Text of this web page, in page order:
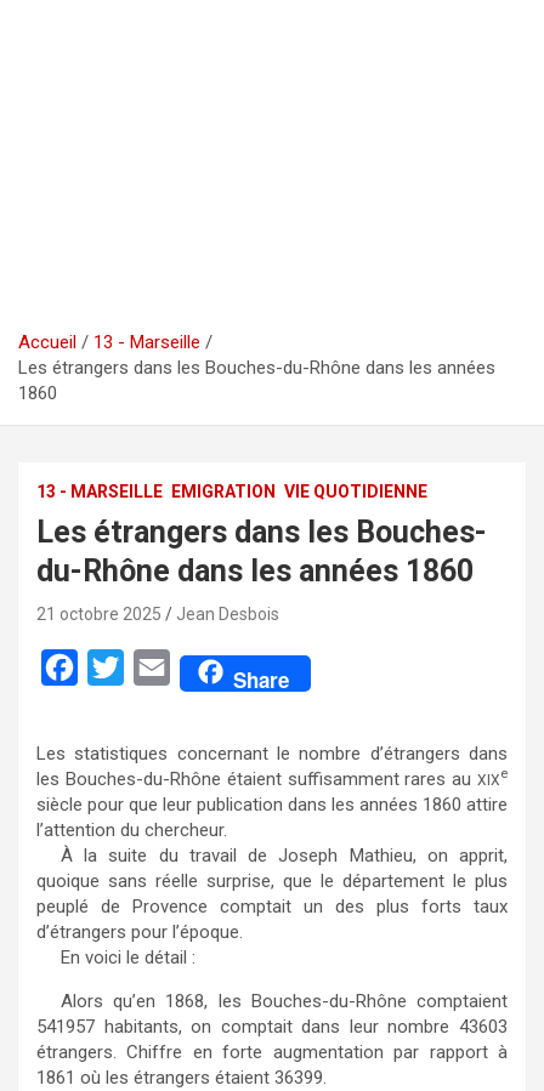
Accueil
13 - Marseille
Les étrangers dans les Bouches-du-Rhône dans les années
1860
13 - MARSEILLE EMIGRATION VIE QUOTIDIENNE
Les étrangers dans les Bouches-
du-Rhône dans les années 1860
21 octobre 2025 Jean Desbois
e
b
o
o
t
t
e
r
E
i
l
Share
Les statistiques concernant le nombre d’étrangers dans
les Bouches-du-Rhône étaient suffisamment rares au XIXe
siècle pour que leur publication dans les années 1860 attire
l’attention du chercheur.
À la suite du travail de Joseph Mathieu, on apprit,
quoique sans réelle surprise, que le département le plus
peuplé de Provence comptait un des plus forts taux
d’étrangers pour l’époque.
En voici le détail :
Alors qu’en 1868, les Bouches-du-Rhône comptaient
541957 habitants, on comptait dans leur nombre 43603
étrangers. Chiffre en forte augmentation par rapport à
1861 où les étrangers étaient 36399.